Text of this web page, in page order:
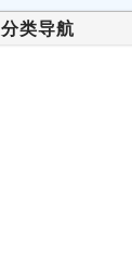
分类导航